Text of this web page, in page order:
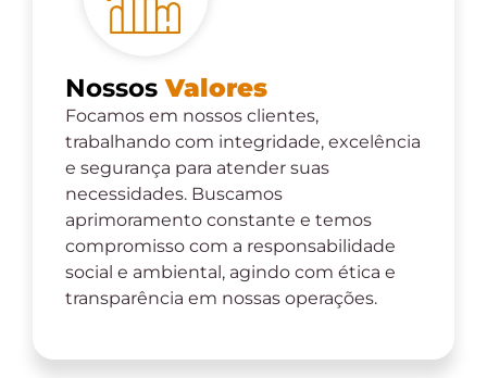
NossosValores
Focamos em nossos clientes,
trabalhando com integridade, excelência
e segurança para atender suas
necessidades. Buscamos
aprimoramento constante e temos
compromisso com a responsabilidade
social e ambiental, agindo com ética e
transparência em nossas operações.